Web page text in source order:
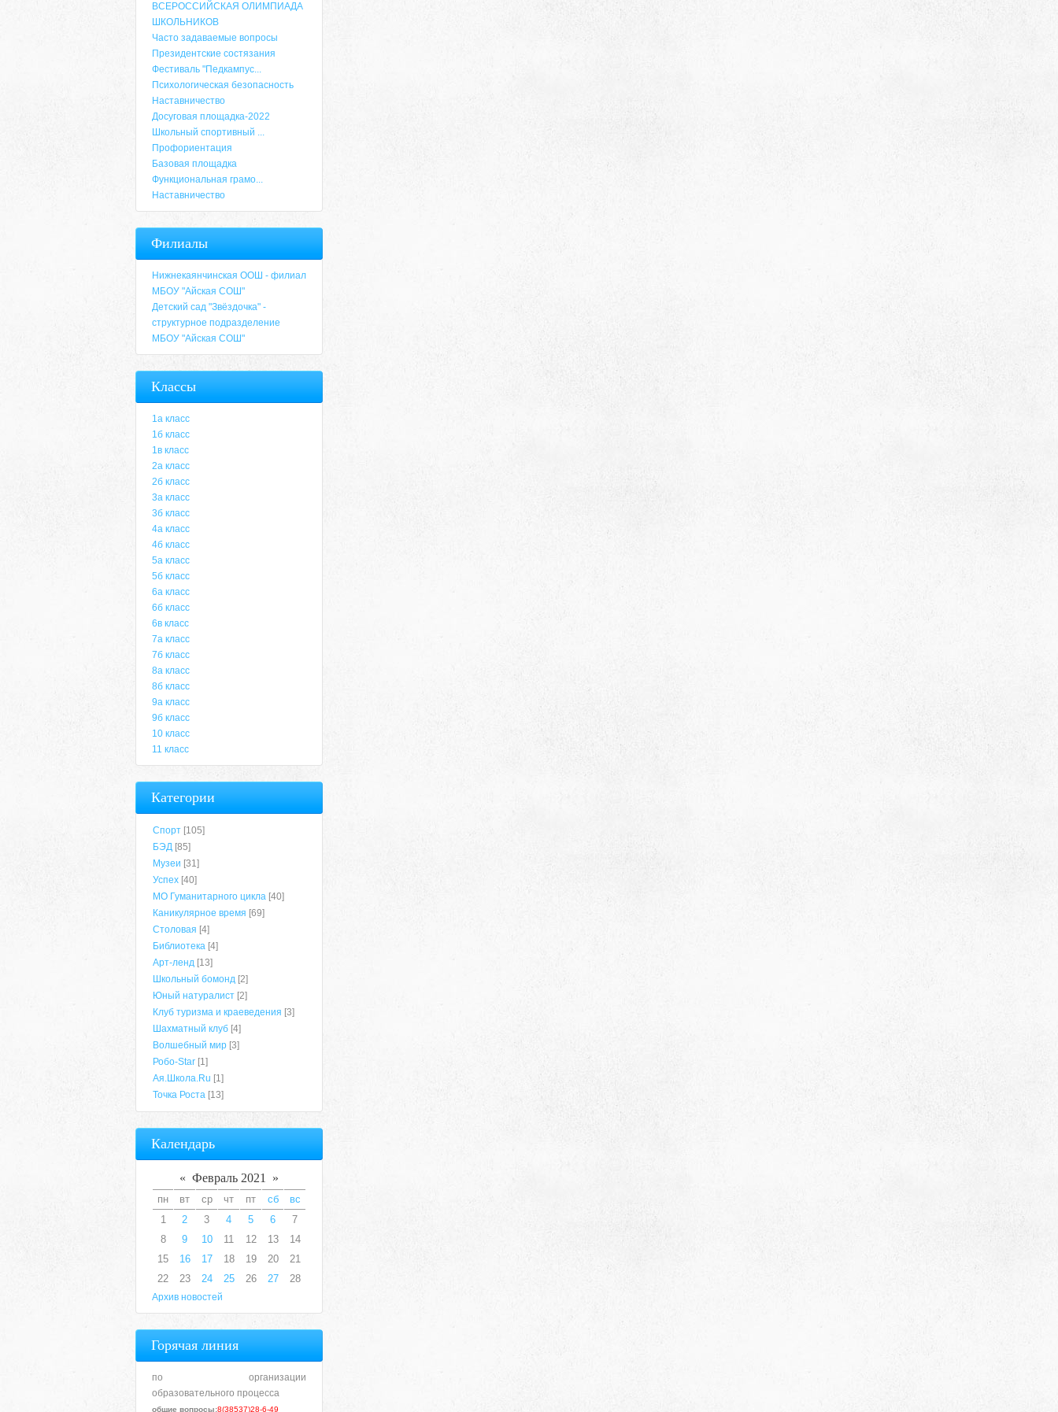
Адрес
ВСЕРОССИЙСКАЯ ОЛИМПИАДА
ШКОЛЬНИКОВ
Часто задаваемые вопросы
Президентские состязания
Фестиваль "Педкампус...
Психологическая безопасность
Наставничество
Досуговая площадка-2022
Школьный спортивный ...
Профориентация
Базовая площадка
Функциональная грамо...
Наставничество
Филиалы
Нижнекаянчинская ООШ - филиал
МБОУ "Айская СОШ"
Детский сад "Звёздочка" -
структурное подразделение
МБОУ "Айская СОШ"
Классы
1а класс
1б класс
1в класс
2а класс
2б класс
3а класс
3б класс
4а класс
4б класс
5а класс
5б класс
6а класс
6б класс
6в класс
7а класс
7б класс
8а класс
8б класс
9а класс
9б класс
10 класс
11 класс
Категории
Спорт [105]
БЭД [85]
Музеи [31]
Успех [40]
МО Гуманитарного цикла [40]
Каникулярное время [69]
Столовая [4]
Библиотека [4]
Арт-ленд [13]
Школьный бомонд [2]
Юный натуралист [2]
Клуб туризма и краеведения [3]
Шахматный клуб [4]
Волшебный мир [3]
Робо-Star [1]
Ая.Школа.Ru [1]
Точка Роста [13]
Календарь
« Февраль 2021 »
пн вт ср чт пт сб
вс
1
2 3 4 5 6
7
8
9 10 11 12 13
14
15
16 17 18 19 20
21
22
23 24 25 26 27 28
Архив новостей
Горячая линия
по организации
образовательного процесса
общие вопросы:8(38537)28-6-49